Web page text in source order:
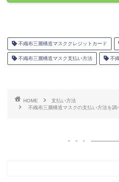
不織布三層構造マスククレジットカード
不織布三層構造マスク支払い方法 不
HOME
支払い方法
不織布三層構造マスクの支払い方法を調